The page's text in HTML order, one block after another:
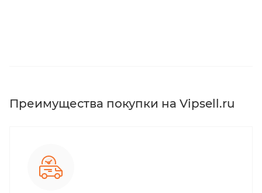
Преимущества покупки на Vipsell.ru